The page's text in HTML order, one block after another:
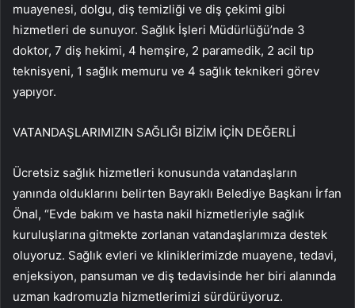
muayenesi, dolgu, diş temizliği ve diş çekimi gibi
hizmetleri de sunuyor. Sağlık İşleri Müdürlüğü’nde 3
doktor, 7 diş hekimi, 4 hemşire, 2 paramedik, 2 acil tıp
teknisyeni, 1 sağlık memuru ve 4 sağlık teknikeri görev
yapıyor.
VATANDAŞLARIMIZIN SAĞLIĞI BİZİM İÇİN DEĞERLİ
Ücretsiz sağlık hizmetleri konusunda vatandaşların
yanında olduklarını belirten Bayraklı Belediye Başkanı İrfan
Önal, “Evde bakım ve hasta nakil hizmetleriyle sağlık
kuruluşlarına gitmekte zorlanan vatandaşlarımıza destek
oluyoruz. Sağlık evleri ve kliniklerimizde muayene, tedavi,
enjeksiyon, pansuman ve diş tedavisinde her biri alanında
uzman kadromuzla hizmetlerimizi sürdürüyoruz.